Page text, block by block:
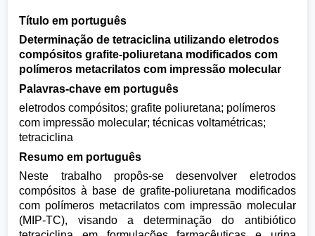
Título em português
Determinação de tetraciclina utilizando eletrodos
compósitos grafite-poliuretana modificados com
polímeros metacrilatos com impressão molecular
Palavras-chave em português
eletrodos compósitos; grafite poliuretana; polímeros
com impressão molecular; técnicas voltamétricas;
tetraciclina
Resumo em português
Neste trabalho propôs-se desenvolver eletrodos
compósitos à base de grafite-poliuretana modificados
com polímeros metacrilatos com impressão molecular
(MIP-TC), visando a determinação do antibiótico